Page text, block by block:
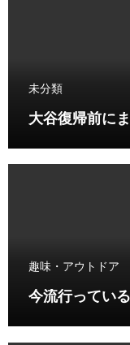
未分類
大谷復帰前に
趣味・アウトドア
今流行ってい